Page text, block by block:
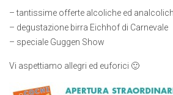
– tantissime offerte alcoliche ed
– degustazione birra Eichhof di Carnevale
– speciale Guggen Show
Vi aspettiamo allegri ed euforici 🙂